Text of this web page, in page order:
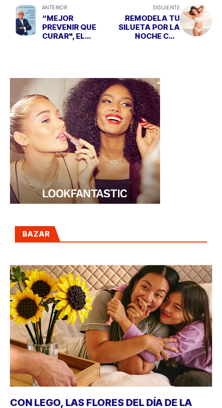
ANTERIOR
“MEJOR
PREVENIR QUE
CURAR", EL
SIGUIENTE
REMODELA TU
SILUETA POR LA
NOCHE CON
BAZAR
CON LEGO, LAS FLORES DEL DÍA DE LA